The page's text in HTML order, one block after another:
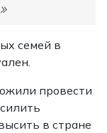
семей в
провести
в стране